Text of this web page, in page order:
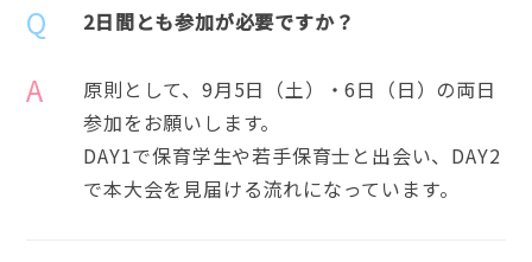
Q 2日間とも参加が必要ですか？
A
原則として、9月5日（土）・6日（日）の両日
参加をお願いします。
DAY1で保育学生や若手保育士と出会い、DAY2
で本大会を見届ける流れになっています。